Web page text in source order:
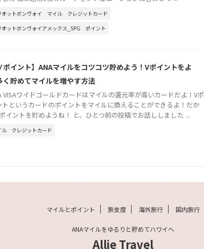
オットボンヴォイ マイル
クレジットカード
オットボンヴォイアメックス_SPG
ポイント
ポイント】ANAマイルをコツコツ貯めよう！Vポイントをよ
く貯めてマイルを増やす方法
VISAワイドゴールドカードはマイルの還元率が高いカードだよ！Vポ
トというカードのポイントをマイルに換えることができるよ！だか
イントを貯めようね！ と、ひとつ前の投稿でお話ししました ...
ル クレジットカード
マイルとポイント 旅支度 海外旅行 国内旅行
ANAマイルをゆるりと貯めてハワイへ
Allie Travel